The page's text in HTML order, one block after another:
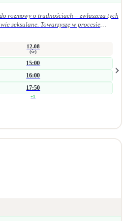
rozmowy o trudnościach – zwłaszcza tych
seksulane. Towarzyszę w procesie
Jestem psycholożką i seksuolożką z
12.08
(śr)
15:00
16:00
17:50
+1